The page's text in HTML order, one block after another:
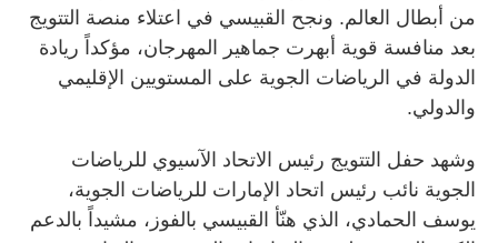
من أبطال العالم. ونجح القبيسي في اعتلاء منصة التتويج
بعد منافسة قوية أبهرت جماهير المهرجان، مؤكداً ريادة
الدولة في الرياضات الجوية على المستويين الإقليمي
والدولي.
وشهد حفل التتويج رئيس الاتحاد الآسيوي للرياضات
الجوية نائب رئيس اتحاد الإمارات للرياضات الجوية،
يوسف الحمادي، الذي هنّأ القبيسي بالفوز، مشيداً بالدعم